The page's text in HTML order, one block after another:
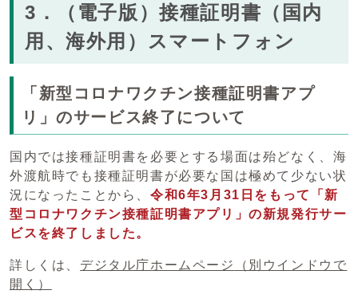
3．（電子版）接種証明書（国内
用、海外用）スマートフォン
「新型コロナワクチン接種証明書アプ
リ」のサービス終了について
国内では接種証明書を必要とする場面は殆どなく、海
外渡航時でも接種証明書が必要な国は極めて少ない状
況になったことから、 令和6年3月31日をもって「新
型コロナワクチン接種証明書アプリ」の新規発行サー
ビスを終了しました。
詳しくは、 デジタル庁ホームページ
（別ウインドウで
開く）